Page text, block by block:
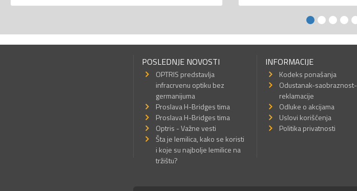
POSLEDNJE NOVOSTI
OPTRIS predstavlja
infracrvenu optiku bez
germanijuma
Proslava H-Bridges tima
Proslava H-Bridges tima
Optris - Važne vesti
Šta je lemilica, kako se koristi
i koje su najbolje lemilice na
tržištu?
INFORMACIJE
Kodeks ponašanja
Odustanak-saobraznost-
reklamacije
Odluke o akcijama
Uslovi korišćenja
Politika privatnosti